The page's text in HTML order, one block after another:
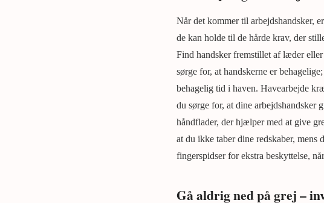
Når det kommer til arbejdshandsker,
de kan holde til de hårde krav, der
Find handsker fremstillet af læder
sørge for, at handskerne er
behagelig tid i haven. Havearbejde
du sørge for, at dine arbejdshandsker
håndflader, der hjælper med at give
at du ikke taber dine redskaber,
fingerspidser for ekstra beskyttelse,
Gå aldrig ned på grej –